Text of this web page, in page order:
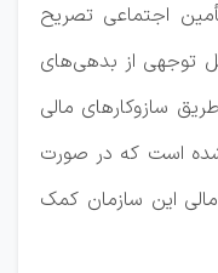
اجتماعی تصریح
توجهی از بدهی‌های
سازوکارهای مالی
شده است که در صورت
این سازمان کمک